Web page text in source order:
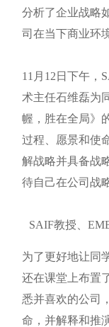
分析了企业战略
司在当下商业环
11月12日下午，
术主任石维磊为
幄，胜在全局》
过程、愿景和使
解战略并具备战
待自己在公司战
SAIF教授、
为了更好地让同
还在课堂上布置
悉并喜欢的公司
命，并解释和推